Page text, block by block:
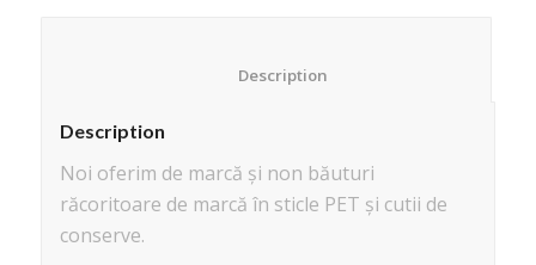
Description
Noi oferim de marcă și non băuturi
răcoritoare de marcă în sticle PET și cutii de
conserve.